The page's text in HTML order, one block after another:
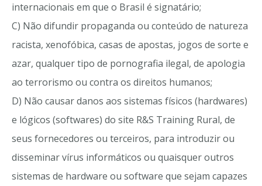
internacionais em que o Brasil é signatário;
C) Não difundir propaganda ou conteúdo de natureza
racista, xenofóbica, casas de apostas, jogos de sorte e
azar, qualquer tipo de pornografia ilegal, de apologia
ao terrorismo ou contra os direitos humanos;
D) Não causar danos aos sistemas físicos (hardwares)
e lógicos (softwares) do site R&S Training Rural, de
seus fornecedores ou terceiros, para introduzir ou
disseminar vírus informáticos ou quaisquer outros
sistemas de hardware ou software que sejam capazes